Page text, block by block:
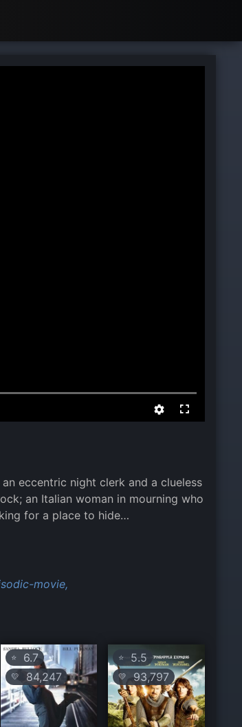
eccentric night clerk and a clueless
an Italian woman in mourning who
for a place to hide…
movie,
⭐6.7
💛 84,247
⭐ 5.5
💛 93,797